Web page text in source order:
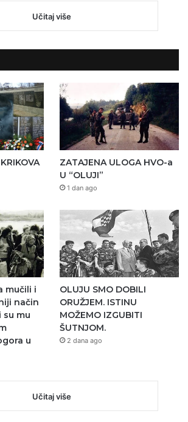
Učitaj više
ZATAJENA ULOGA HVO-a
U “OLUJI”
1 dan ago
mučili i
način
su mu
u
OLUJU SMO DOBILI
ORUŽJEM. ISTINU
MOŽEMO IZGUBITI
ŠUTNJOM.
2 dana ago
Učitaj više